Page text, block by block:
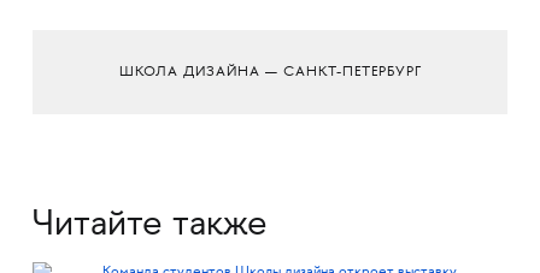
ШКОЛА ДИЗАЙНА — САНКТ-ПЕТЕРБУРГ
Читайте также